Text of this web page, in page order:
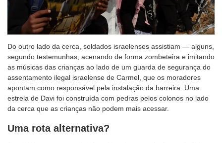
Do outro lado da cerca, soldados israelenses assistiam — alguns,
segundo testemunhas, acenando de forma zombeteira e imitando
as músicas das crianças ao lado de um guarda de segurança do
assentamento ilegal israelense de Carmel, que os moradores
apontam como responsável pela instalação da barreira. Uma
estrela de Davi foi construída com pedras pelos colonos no lado
da cerca que as crianças não podem mais acessar.
Uma rota alternativa?